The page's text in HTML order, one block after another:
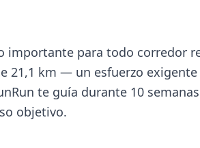
importante para todo corredor
21,1 km — un esfuerzo exigente
te guía durante 10
objetivo.